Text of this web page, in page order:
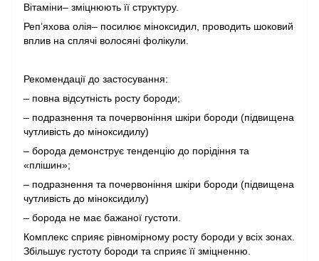
Вітаміни– зміцнюють її структуру.
Реп’яхова олія– посилює міноксидил, проводить шоковий
вплив на сплячі волосяні фолікули.
Рекомендації до застосування:
– повна відсутність росту бороди;
– подразнення та почервоніння шкіри бороди (підвищена
чутливість до міноксидилу)
– борода демонструє тенденцію до порідіння та
«плішин»;
– подразнення та почервоніння шкіри бороди (підвищена
чутливість до міноксидилу)
– борода не має бажаної густоти.
Комплекс сприяє рівномірному росту бороди у всіх зонах.
Збільшує густоту бороди та сприяє її зміцненню.